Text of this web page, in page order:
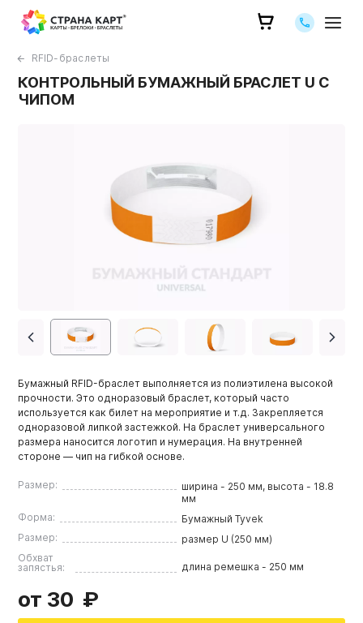
Позвоните
RFID-браслеты
КОНТРОЛЬНЫЙ БУМАЖНЫЙ БРАСЛЕТ U С
ЧИПОМ
Бумажный RFID-браслет выполняется из полиэтилена высокой
прочности. Это одноразовый браслет, который часто
используется как билет на мероприятие и т.д. Закрепляется
одноразовой липкой застежкой. На браслет универсального
размера наносится логотип и нумерация. На внутренней
стороне — чип на гибкой основе.
Размер:
ширина - 250 мм, высота - 18.8
мм
Форма:
Бумажный Tyvek
Размер:
размер U (250 мм)
Обхват
запястья:
длина ремешка - 250 мм
от 30